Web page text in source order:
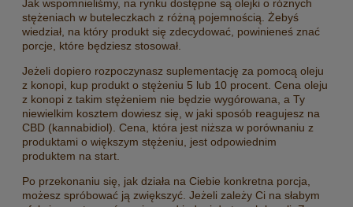
Jak wspomnieliśmy, na rynku dostępne są olejki o różnych
stężeniach w buteleczkach z różną pojemnością. Żebyś
wiedział, na który produkt się zdecydować, powinieneś znać
porcje, które będziesz stosował.
Jeżeli dopiero rozpoczynasz suplementację za pomocą oleju
z konopi, kup produkt o stężeniu 5 lub 10 procent. Cena oleju
z konopi z takim stężeniem nie będzie wygórowana, a Ty
niewielkim kosztem dowiesz się, w jaki sposób reagujesz na
CBD (kannabidiol). Cena, która jest niższa w porównaniu z
produktami o większym stężeniu, jest odpowiednim
produktem na start.
Po przekonaniu się, jak działa na Ciebie konkretna porcja,
możesz spróbować ją zwiększyć. Jeżeli zależy Ci na słabym